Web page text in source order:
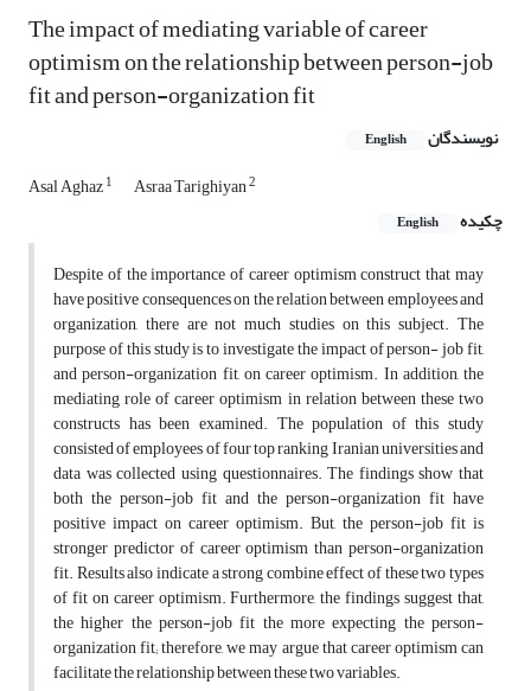
The impact of mediating variable of career
optimism on the relationship between person-job
fit and person-organization fit
نویسندگان English
Asal Aghaz1 Asraa Tarighiyan2
چکیده English
Despite of the importance of career optimism construct that may
have positive consequences on the relation between employees and
organization, there are not much studies on this subject. The
purpose of this study is to investigate the impact of person- job fit,
and person-organization fit, on career optimism. In addition, the
mediating role of career optimism in relation between these two
constructs has been examined. The population of this study
consisted of employees of four top ranking Iranian universities and
data was collected using questionnaires. The findings show that
both the person-job fit and the person-organization fit have
positive impact on career optimism. But, the person-job fit is
stronger predictor of career optimism than person-organization
fit. Results also indicate a strong combine effect of these two types
of fit on career optimism. Furthermore, the findings suggest that,
the higher the person-job fit the more expecting the person-
organization fit; therefore, we may argue that career optimism can
facilitate the relationship between these two variables.